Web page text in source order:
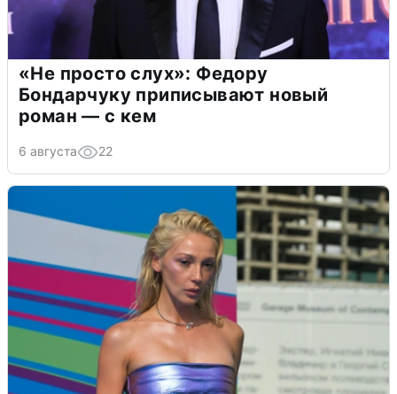
«Не просто слух»: Федору
Бондарчуку приписывают новый
роман — с кем
6 августа 22